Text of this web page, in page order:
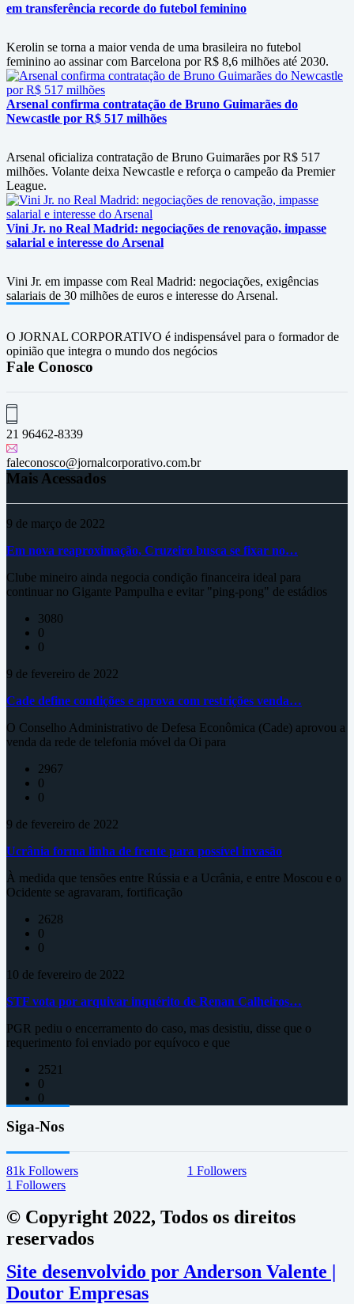
em transferência recorde do futebol feminino
Kerolin se torna a maior venda de uma brasileira no futebol
feminino ao assinar com Barcelona por R$ 8,6 milhões até 2030.
Arsenal confirma contratação de Bruno Guimarães do
Newcastle por R$ 517 milhões
Arsenal oficializa contratação de Bruno Guimarães por R$ 517
milhões. Volante deixa Newcastle e reforça o campeão da Premier
League.
Vini Jr. no Real Madrid: negociações de renovação, impasse
salarial e interesse do Arsenal
Vini Jr. em impasse com Real Madrid: negociações, exigências
salariais de 30 milhões de euros e interesse do Arsenal.
O JORNAL CORPORATIVO é indispensável para o formador de
opinião que integra o mundo dos negócios
Fale Conosco
21 96462-8339
faleconosco@jornalcorporativo.com.br
Mais Acessados
9 de março de 2022
Em nova reaproximação, Cruzeiro busca se fixar no…
Clube mineiro ainda negocia condição financeira ideal para
continuar no Gigante Pampulha e evitar "ping-pong" de estádios
3080
0
0
9 de fevereiro de 2022
Cade define condições e aprova com restrições venda…
O Conselho Administrativo de Defesa Econômica (Cade) aprovou a
venda da rede de telefonia móvel da Oi para
2967
0
0
9 de fevereiro de 2022
Ucrânia forma linha de frente para possível invasão
À medida que tensões entre Rússia e a Ucrânia, e entre Moscou e o
Ocidente se agravaram, fortificação
2628
0
0
10 de fevereiro de 2022
STF vota por arquivar inquérito de Renan Calheiros…
PGR pediu o encerramento do caso, mas desistiu, disse que o
requerimento foi enviado por equívoco e que
2521
0
0
Siga-Nos
81k Followers 1 Followers
1 Followers
© Copyright 2022, Todos os direitos
reservados
Site desenvolvido por Anderson Valente |
Doutor Empresas